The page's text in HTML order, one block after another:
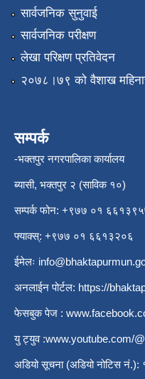
सार्वजनिक सुनुवाई
सार्वजनिक परीक्षण
लेखा परिक्षण प्रतिवेदन
२०७८।७९ को वैशाख
सम्पर्क
-भक्तपुर नगरपालिका कार्यालय
ब्यासी, भक्तपुर २ (साविक १०)
सम्पर्क फोन: +९७७ ०१
फ्याक्स्: +९७७ ०१ ६६१३२०६
ईमेलः
अनलाईन पोर्टल: https://
फेसबुक पेज :
यु ट्युव :www.youtube.com/
अडियो सूचना (अडियो नोटिस